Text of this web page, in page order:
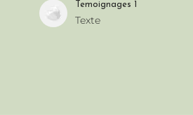
Texte
Temoignages 1